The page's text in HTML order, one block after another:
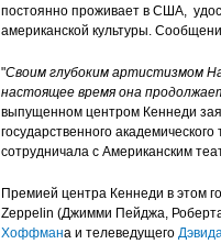
постоянно проживает в США,
американской культуры.
"Своим глубоким артистизмом
настоящее время она
выпущенном центром Кеннеди
государственного
сотрудничала с Американским
Премией центра Кеннеди в этом
Zeppelin (Джимми Пейджа,
Хоффмана и телеведущего